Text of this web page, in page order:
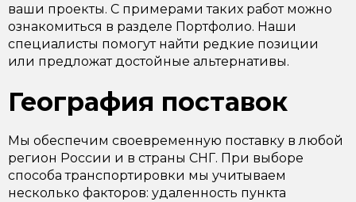
ваши проекты. С примерами таких работ можно
ознакомиться в разделе Портфолио. Наши
специалисты помогут найти редкие позиции
или предложат достойные альтернативы.
География поставок
Мы обеспечим своевременную поставку в любой
регион России и в страны СНГ. При выборе
способа транспортировки мы учитываем
несколько факторов: удаленность пункта